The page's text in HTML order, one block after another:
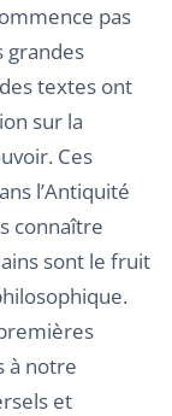
pas
grandes
textes ont
sur la
Ces
l’Antiquité
connaître
sont le fruit
à notre
et